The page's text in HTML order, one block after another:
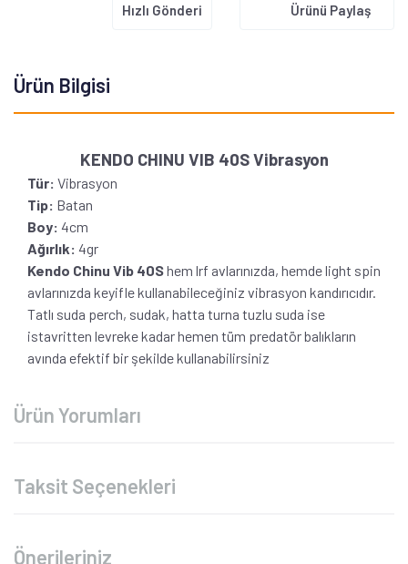
Hızlı Gönderi Ürünü Paylaş
Ürün Bilgisi
KENDO CHINU VIB 40S Vibrasyon
Tür: Vibrasyon
Tip: Batan
Boy: 4cm
Ağırlık: 4gr
Kendo Chinu Vib 40Shem lrf avlarınızda, hemde light spin
avlarınızda keyifle kullanabileceğiniz vibrasyon kandırıcıdır.
Tatlı suda perch, sudak, hatta turna tuzlu suda ise
istavritten levreke kadar hemen tüm predatör balıkların
avında efektif bir şekilde kullanabilirsiniz
Ürün Yorumları
Taksit Seçenekleri
Önerileriniz